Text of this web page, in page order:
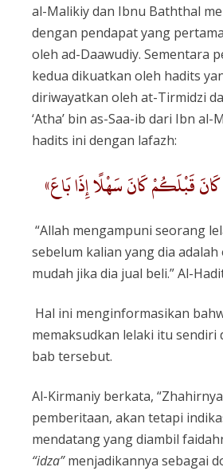
al-Malikiy dan Ibnu Baththal
dengan pendapat yang
oleh ad-Daawudiy. Sementara
kedua dikuatkan oleh hadits
diriwayatkan oleh at-Tirmidzi
‘Atha’ bin as-Saa-ib dari Ibn
hadits ini dengan lafazh:
“Allah mengampuni seorang
sebelum kalian yang dia
mudah jika dia jual beli.” Al-
Hal ini menginformasikan
memaksudkan lelaki itu sendiri
bab tersebut.
Al-Kirmaniy berkata,
pemberitaan, akan tetapi
mendatang yang diambil
“idza”menjadikannya sebagai